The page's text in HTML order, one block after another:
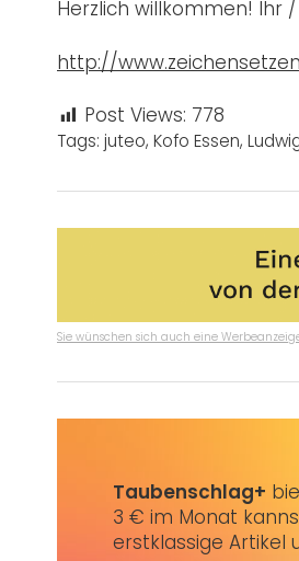
Herzlich willkommen! Ihr
http://
Post Views: 778
Tags: juteo, Kofo Essen,
Sie wünschen sich auch eine
Taubenschlag+
3 € im Monat
erstklassige Artikel